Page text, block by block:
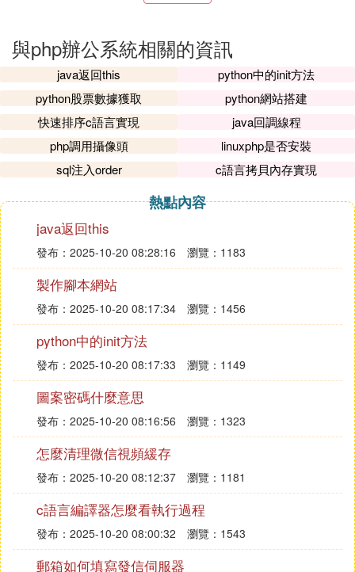
非常適合開發中小型的Web應用，開發的速度比較
快。而且所有的軟體都是開源免費的，可以減少投
入。
Java的Web應用伺服器有免費Tomcat、JBoss等，如
果需要更好的商業化的服務有：WebSphere和Weblo
gic。
六、分布式多層架構比較
PHP只能實現簡單的分布式兩層或三層的架構，而JA
VA在這方面就比較強大，可以實現多層的網路架
構。資料庫層（持久化層）、應用（業務）邏輯層、
表示邏輯層彼此分開，而且現在不同的層都已經有一
些成熟的開發框架的支持。例如Struts就是利用java
的Web開發技術實現了MVC的設計模式，而在業務邏
輯層也有Spring框架，資料庫持久化層有Hibernate等
框架。這些框架可以方便開發者高效、合理、科學得
架構多層的商業應用。
下面簡要的說一下Struts，它實質上是在JSP Model2
的基礎上實現的一個MVC（Model、View、Controle
r）框架。JSP Model2體系結構是一種聯合使用JSP
與Servlet來提供動態內容的方法。在Struts框架中，
模型由實現業務邏輯的JavaBean或EJB組件構成，
控制器由Servlet實現的，視圖由一組JSP文件組成。
採用Struts可以明確角色的定義和開發者與網頁設計
者的分工。而且項目越復雜，其優勢越明顯。
七、源代碼安全
PHP開發的程序的源代碼都是公開的，他人拿到php
與php辦公系統相關的資訊
java返回this
python中的init方法
python股票數據獲取
python網站搭建
快速排序c語言實現
java回調線程
php調用攝像頭
linuxphp是否安裝
sql注入order
c語言拷貝內存實現
熱點內容
java返回this
發布：2025-10-20 08:28:16 瀏覽：1183
製作腳本網站
發布：2025-10-20 08:17:34 瀏覽：1456
python中的init方法
發布：2025-10-20 08:17:33 瀏覽：1149
圖案密碼什麼意思
發布：2025-10-20 08:16:56 瀏覽：1323
怎麼清理微信視頻緩存
發布：2025-10-20 08:12:37 瀏覽：1181
c語言編譯器怎麼看執行過程
發布：2025-10-20 08:00:32 瀏覽：1543
郵箱如何填寫發信伺服器